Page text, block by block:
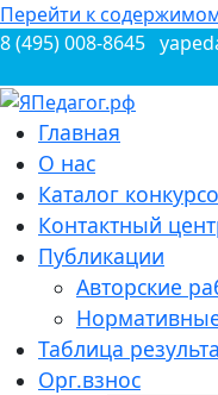
Перейти к
8 (495) 008-8645
Всероссийские
Главная
О нас
Каталог
Контактный
Публикации
Авторские
Таблица
Орг.взнос